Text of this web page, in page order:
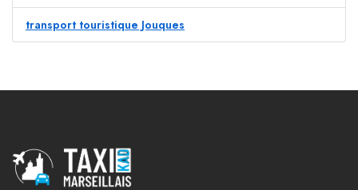
transport touristique Jouques